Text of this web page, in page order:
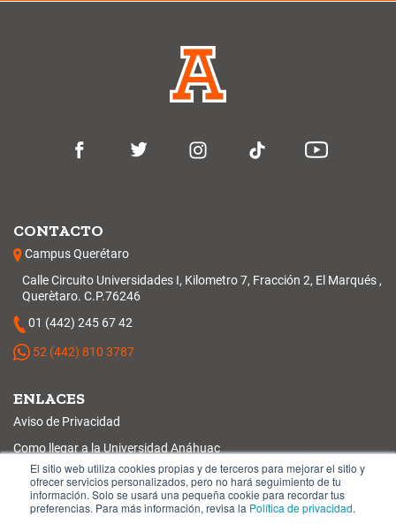
El sitio web utiliza cookies propias y de terceros para mejorar el sitio y
ofrecer servicios personalizados, pero no hará seguimiento de tu
información. Solo se usará una pequeña cookie para recordar tus
preferencias. Para más información, revisa la Política de privacidad.
CONTACTO
Campus Querétaro
Calle Circuito Universidades I, Kilometro 7, Fracción 2, El Marqués ,
Querètaro. C.P.76246
01 (442) 245 67 42
52 (442) 810 3787
ENLACES
Aviso de Privacidad
Como llegar a la Universidad Anáhuac
Protocolo de Reapertura en la Nueva Normalidad